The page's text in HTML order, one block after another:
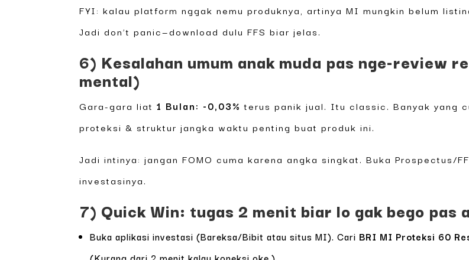
FYI: kalau platform nggak nemu produknya, artinya MI mungkin belum
Jadi don’t panic—download dulu FFS biar jelas.
6) Kesalahan umum anak muda pas nge-review
mental)
Gara-gara liat1 Bulan: -0,03% terus panik jual. Itu classic. Banyak yang
proteksi & struktur jangka waktu penting buat produk ini.
Jadi intinya: jangan FOMO cuma karena angka singkat. Buka Prospectus/
investasinya.
7) Quick Win: tugas 2 menit biar lo gak bego pas
Buka aplikasi investasi (Bareksa/Bibit atau situs MI). Cari BRI MI Proteksi 60